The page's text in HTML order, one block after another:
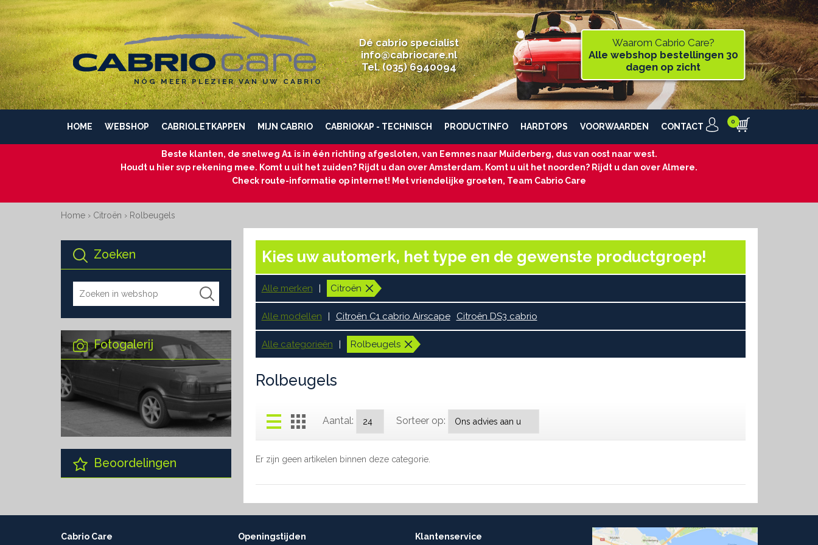
NÓG MEER PLEZIER VAN UW CABRIO
Dé cabrio specialist
info@cabriocare.nl
Tel. (035) 6940094
Waarom Cabrio Care?
Alle webshop bestellingen 30
dagen op zicht
HOME WEBSHOP CABRIOLETKAPPEN MIJN CABRIO CABRIOKAP - TECHNISCH PRODUCTINFO HARDTOPS VOORWAARDEN CONTACT
Beste klanten, de snelweg A1 is in één richting afgesloten, van Eemnes naar Muiderberg, dus van oost naar west.
Houdt u hier svp rekening mee. Komt u uit het zuiden? Rijdt u dan over Amsterdam. Komt u uit het noorden? Rijdt u dan over Almere.
Check route-informatie op internet! Met vriendelijke groeten, Team Cabrio Care
Home› Citroën › Rolbeugels
Zoeken
Fotogalerij
Beoordelingen
Kies uw automerk, het type en de gewenste productgroep!
Alle merken Citroën
Alle modellen Citroën C1 cabrio Airscape Citroën DS3 cabrio
Alle categorieën Rolbeugels
Rolbeugels
Aantal: Sorteer op:
Er zijn geen artikelen binnen deze categorie.
Cabrio Care Openingstijden Klantenservice